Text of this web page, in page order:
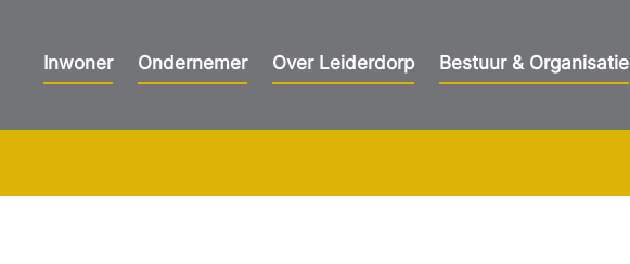
Inwoner Ondernemer Over Leiderdorp Bestuur & Organisatie